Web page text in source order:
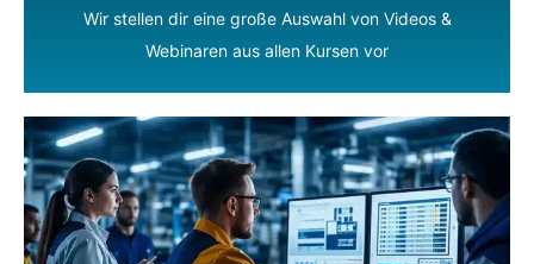
Wir stellen dir eine große Auswahl von Videos &
Webinaren aus allen Kursen vor